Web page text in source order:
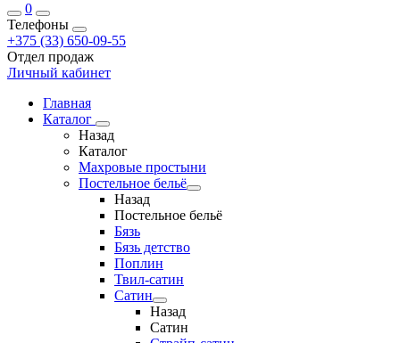
0
Телефоны
+375 (33) 650-09-55
Отдел продаж
Личный кабинет
Главная
Каталог
Назад
Каталог
Махровые простыни
Постельное бельё
Назад
Постельное бельё
Бязь
Бязь детство
Поплин
Твил-сатин
Сатин
Назад
Сатин